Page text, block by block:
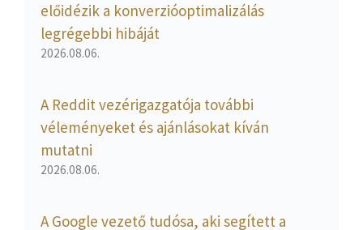
előidézik a konverzióoptimalizálás
legrégebbi hibáját
2026.08.06.
A Reddit vezérigazgatója további
véleményeket és ajánlásokat kíván
mutatni
2026.08.06.
A Google vezető tudósa, aki segített a